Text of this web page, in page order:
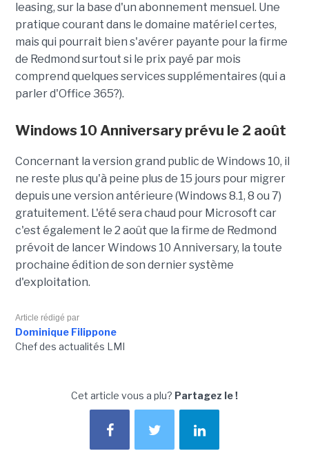
leasing, sur la base d'un abonnement mensuel. Une
pratique courant dans le domaine matériel certes,
mais qui pourrait bien s'avérer payante pour la firme
de Redmond surtout si le prix payé par mois
comprend quelques services supplémentaires (qui a
parler d'Office 365?).
Windows 10 Anniversary prévu le 2 août
Concernant la version grand public de Windows 10, il
ne reste plus qu'à peine plus de 15 jours pour migrer
depuis une version antérieure (Windows 8.1, 8 ou 7)
gratuitement. L'été sera chaud pour Microsoft car
c'est également le 2 août que la firme de Redmond
prévoit de lancer Windows 10 Anniversary, la toute
prochaine édition de son dernier système
d'exploitation.
Article rédigé par
Dominique Filippone
Chef des actualités LMI
Cet article vous a plu? Partagez le !